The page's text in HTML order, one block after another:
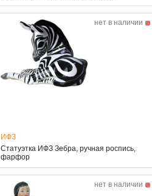
нет в наличии
ИФЗ
Статуэтка ИФЗ Зебра, ручная роспись,
фарфор
нет в наличии